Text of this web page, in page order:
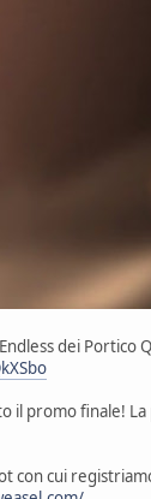
dei Portico
il promo finale!
con cui